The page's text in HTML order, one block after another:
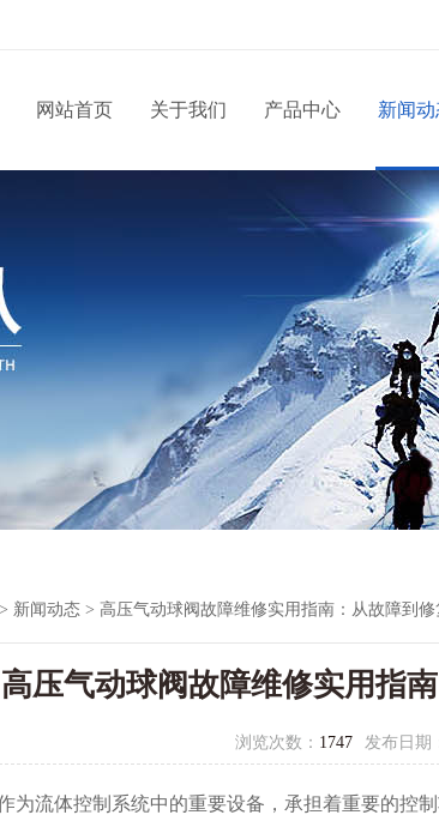
网站首页 关于我们 产品中心 新闻动
> 新闻动态 > 高压气动球阀故障维修实用指南：从故障到修
高压气动球阀故障维修实用指
浏览次数： 1747 发布日期
流体控制系统中的重要设备，承担着重要的控